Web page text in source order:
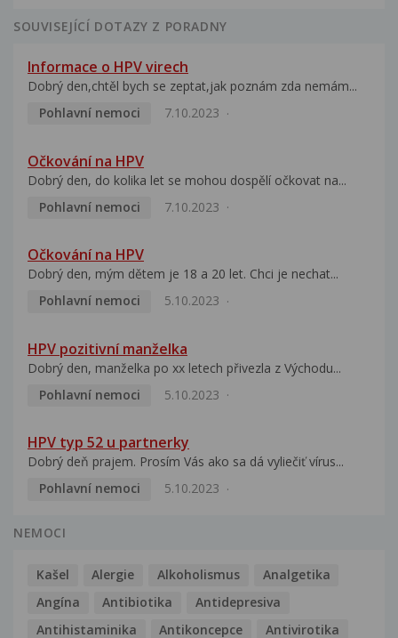
SOUVISEJÍCÍ DOTAZY Z PORADNY
Informace o HPV virech
Dobrý den,chtěl bych se zeptat,jak poznám zda nemám...
Pohlavní nemoci
7.10.2023
Očkování na HPV
Dobrý den, do kolika let se mohou dospělí očkovat na...
Pohlavní nemoci
7.10.2023
Očkování na HPV
Dobrý den, mým dětem je 18 a 20 let. Chci je nechat...
Pohlavní nemoci
5.10.2023
HPV pozitivní manželka
Dobrý den, manželka po xx letech přivezla z Východu...
Pohlavní nemoci
5.10.2023
HPV typ 52 u partnerky
Dobrý deň prajem. Prosím Vás ako sa dá vyliečiť vírus...
Pohlavní nemoci
5.10.2023
NEMOCI
Kašel Alergie Alkoholismus
Analgetika
Angína
Antibiotika
Antidepresiva
Antihistaminika
Antikoncepce Antivirotika